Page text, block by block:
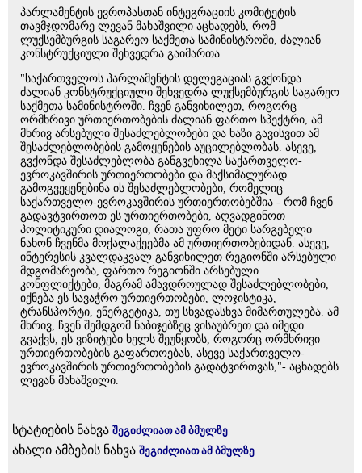
პარლამენტის ევროპასთან ინტეგრაციის კომიტეტის
თავმჯდომარე ლევან მახაშვილი აცხადებს, რომ
ლუქსემბურგის საგარეო საქმეთა სამინისტროში, ძალიან
კონსტრუქციული შეხვედრა გაიმართა:
"საქართველოს პარლამენტის დელეგაციას გვქონდა
ძალიან კონსტრუქციული შეხვედრა ლუქსემბურგის საგარეო
საქმეთა სამინისტროში. ჩვენ განვიხილეთ, როგორც
ორმხრივი ურთიერთობების ძალიან ფართო სპექტრი, ამ
მხრივ არსებული შესაძლებლობები და ხაზი გავისვით ამ
შესაძლებლობების გამოყენების აუცილებლობას. ასევე,
გვქონდა შესაძლებლობა განგვეხილა საქართველო-
ევროკავშირის ურთიერთობები და მაქსიმალურად
გამოგვეყენებინა ის შესაძლებლობები, რომელიც
საქართველო-ევროკავშირის ურთიერთობებშია - რომ ჩვენ
გადავტვირთოთ ეს ურთიერთობები, აღვადგინოთ
პოლიტიკური დიალოგი, რათა უფრო მეტი სარგებელი
ნახონ ჩვენმა მოქალაქეებმა ამ ურთიერთობებიდან. ასევე,
ინტერესის კვალდაკვალ განვიხილეთ რეგიონში არსებული
მდგომარეობა, ფართო რეგიონში არსებული
კონფლიქტები, მაგრამ ამავდროულად შესაძლებლობები,
იქნება ეს სავაჭრო ურთიერთობები, ლოჯისტიკა,
ტრანსპორტი, ენერგეტიკა, თუ სხვადასხვა მიმართულება. ამ
მხრივ, ჩვენ შემდგომ ნაბიჯებზეც ვისაუბრეთ და იმედი
გვაქვს, ეს ვიზიტები ხელს შეუწყობს, როგორც ორმხრივი
ურთიერთობების გაფართოებას, ასევე საქართველო-
ევროკავშირის ურთიერთობების გადატვირთვას,"- აცხადებს
ლევან მახაშვილი.
სტატიების ნახვა შეგიძლიათ ამ ბმულზე
ახალი ამბების ნახვა შეგიძლიათ ამ ბმულზე